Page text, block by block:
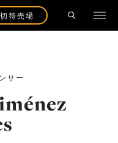
切符売場
サー